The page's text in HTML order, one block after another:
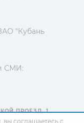
"Кубань
СМИ:
ПРОЕЗД, 1
вы соглашаетесь с